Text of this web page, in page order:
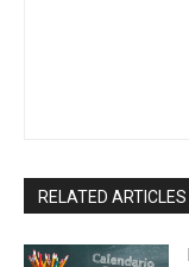
RELATED ARTICLES